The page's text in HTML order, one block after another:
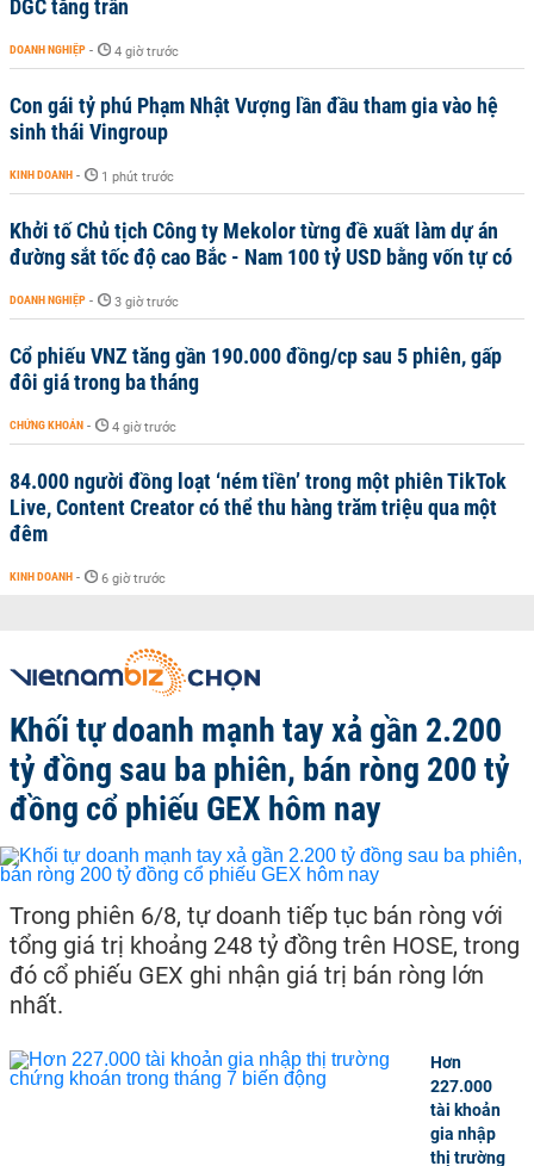
DGC tăng trần
DOANH NGHIỆP - 4 giờ trước
Con gái tỷ phú Phạm Nhật Vượng lần đầu tham gia vào hệ
sinh thái Vingroup
KINH DOANH - 1 phút trước
Khởi tố Chủ tịch Công ty Mekolor từng đề xuất làm dự án
đường sắt tốc độ cao Bắc - Nam 100 tỷ USD bằng vốn tự có
DOANH NGHIỆP - 3 giờ trước
Cổ phiếu VNZ tăng gần 190.000 đồng/cp sau 5 phiên, gấp
đôi giá trong ba tháng
CHỨNG KHOÁN - 4 giờ trước
84.000 người đồng loạt ‘ném tiền’ trong một phiên TikTok
Live, Content Creator có thể thu hàng trăm triệu qua một
đêm
KINH DOANH - 6 giờ trước
Khối tự doanh mạnh tay xả gần 2.200
tỷ đồng sau ba phiên, bán ròng 200 tỷ
đồng cổ phiếu GEX hôm nay
Trong phiên 6/8, tự doanh tiếp tục bán ròng với
tổng giá trị khoảng 248 tỷ đồng trên HOSE, trong
đó cổ phiếu GEX ghi nhận giá trị bán ròng lớn
nhất.
Hơn
227.000
tài khoản
gia nhập
thị trường